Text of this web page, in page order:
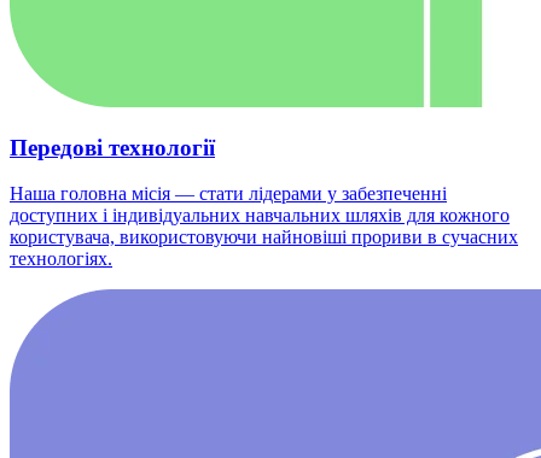
Передові технології
Наша головна місія — стати лідерами у забезпеченні
доступних і індивідуальних навчальних шляхів для кожного
користувача, використовуючи найновіші прориви в сучасних
технологіях.